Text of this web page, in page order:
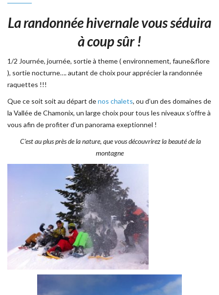
La randonnée hivernale vous séduira
à coup sûr !
1/2 Journée, journée, sortie à theme ( environnement, faune&flore
), sortie nocturne…. autant de choix pour apprécier la randonnée
raquettes !!!
Que ce soit soit au départ denos chalets, ou d’un des domaines de
la Vallée de Chamonix, un large choix pour tous les niveaux s’offre à
vous afin de profiter d’un panorama exeptionnel !
C’est au plus près de la nature, que vous découvrirez la beauté de la
montagne